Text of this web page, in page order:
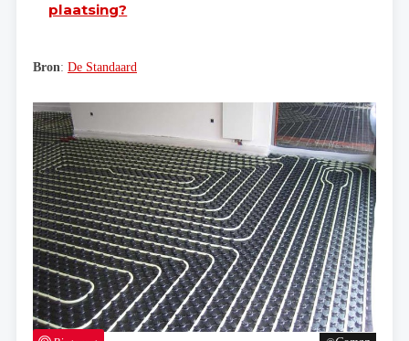
plaatsing?
Bron: De Standaard